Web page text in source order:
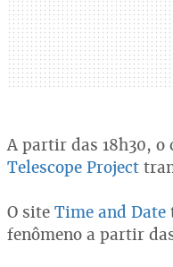
A partir das 18h30, o
Telescope Project
O site Time and Date
fenômeno a partir